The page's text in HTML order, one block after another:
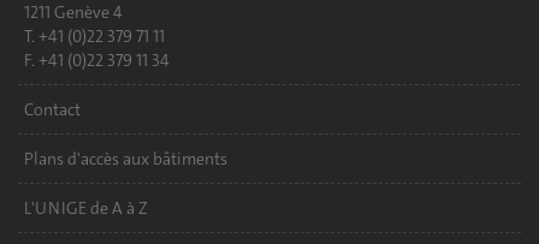
1211 Genève 4
T. +41 (0)22 379 71 11
F. +41 (0)22 379 11 34
Contact
Plans d'accès aux bâtiments
L'UNIGE de A à Z